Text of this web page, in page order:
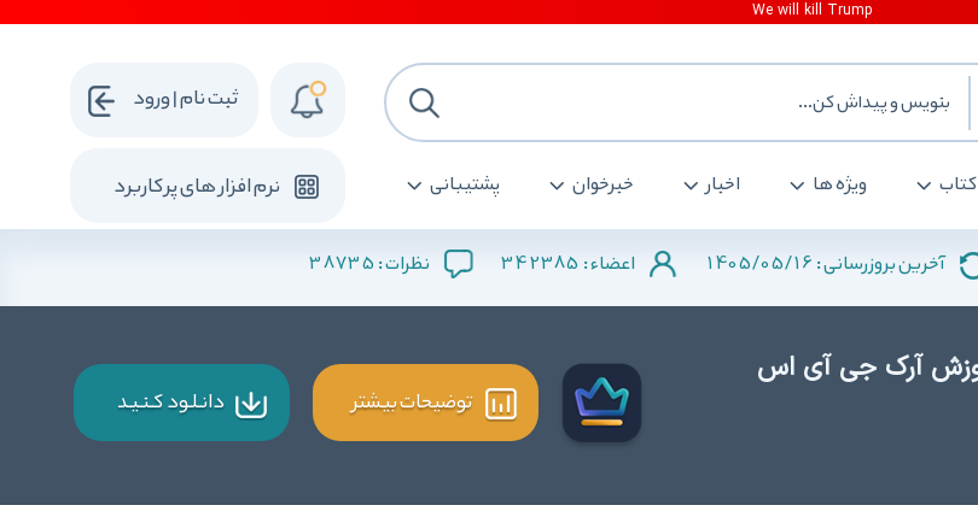
کتاب ویژه ها اخبار خبرخوان پشتیبانی نرم افزار های پرکاربرد
ثبت نام | ورود
آخرین بروزرسانی : 1405/05/16 اعضاء : 342385 نظرات : 38735
توضیحات بیشتر دانـلـود کـنـیـد